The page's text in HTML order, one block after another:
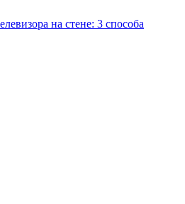
на стене: 3 способа